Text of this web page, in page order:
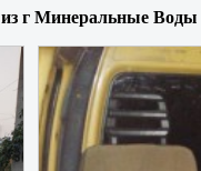
г Минеральные Воды